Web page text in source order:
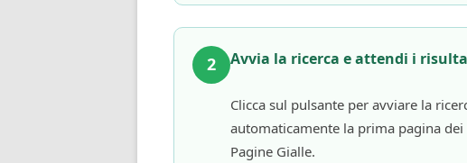
2 Avvia la ricerca e attendi i
Clicca sul pulsante per avviare la
automaticamente la prima pagina
Pagine Gialle.